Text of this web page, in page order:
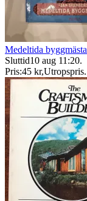
Medeltida
Sluttid10 aug 11:20.
Pris:45 kr,Utropspris.